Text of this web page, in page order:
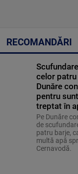
RECOMANDĂRI
celor
Dunăre
pentru
treptat în
Pe Dunăre
de
patru barje,
multă apă
Cernavodă.